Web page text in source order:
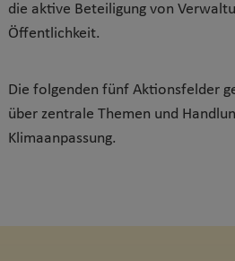
die aktive Beteiligung von
Öffentlichkeit.
Die folgenden fünf Aktionsfelder
über zentrale Themen und
Klimaanpassung.